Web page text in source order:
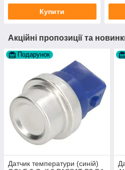
Купити
Акційні пропозиції та
Подарунок
Датчик температури (синій)